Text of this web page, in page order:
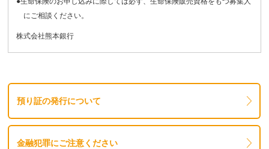
にご相談ください。
株式会社熊本銀行
預り証の発行について
金融犯罪にご注意ください